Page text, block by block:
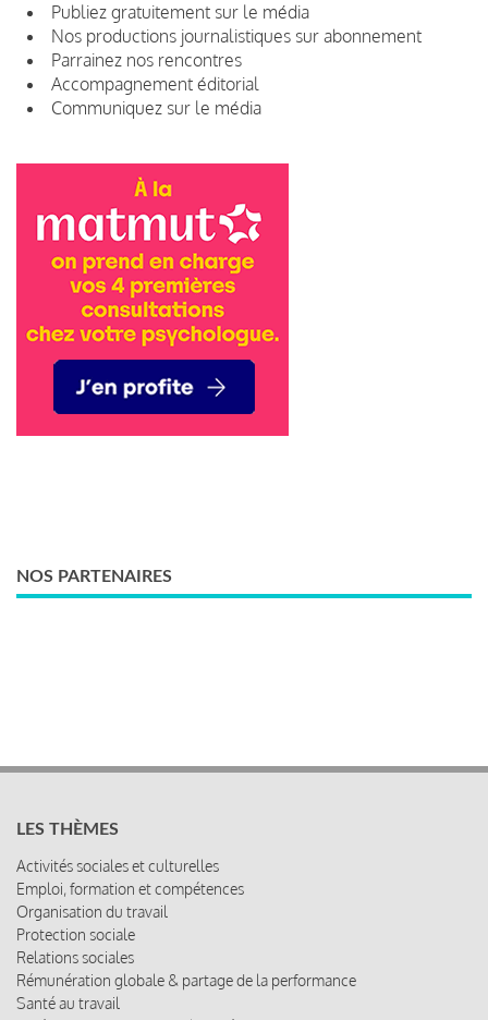
Publiez gratuitement sur le média
Nos productions journalistiques sur abonnement
Parrainez nos rencontres
Accompagnement éditorial
Communiquez sur le média
NOS PARTENAIRES
LES THÈMES
Activités sociales et culturelles
Emploi, formation et compétences
Organisation du travail
Protection sociale
Relations sociales
Rémunération globale & partage de la performance
Santé au travail